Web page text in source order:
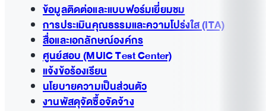
ข้อมูลติดต่อและแบบฟอร์มเยี่ยมชม
การประเมินคุณธรรมและความโปร่งใส (ITA)
สื่อและเอกลักษณ์องค์กร
ศูนย์สอบ (MUIC Test Center)
แจ้งข้อร้องเรียน
นโยบายความเป็นส่วนตัว
งานพัสดุจัดซื้อจัดจ้าง